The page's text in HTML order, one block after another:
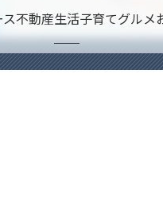
不動産生活子育てグルメ